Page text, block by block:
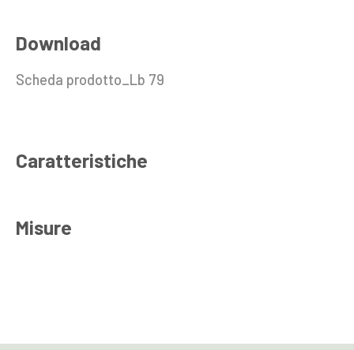
Download
Scheda prodotto_Lb 79
Caratteristiche
Misure